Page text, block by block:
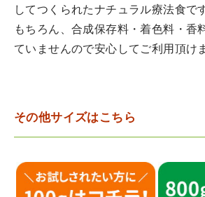
してつくられたナチュラル療法食で
もちろん、合成保存料・着色料・香
ていませんので安心してご利用頂け
その他サイズはこちら